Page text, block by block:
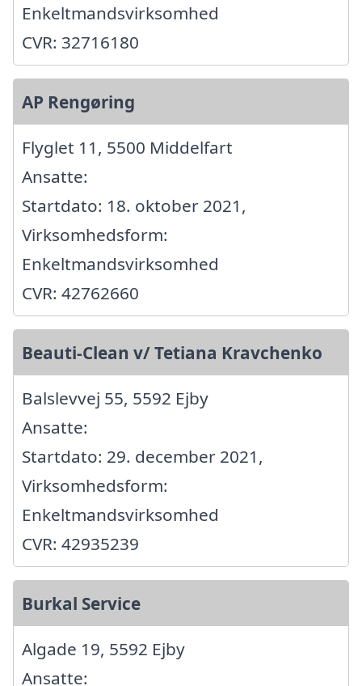
Enkeltmandsvirksomhed
CVR: 32716180
AP Rengøring
Flyglet 11, 5500 Middelfart
Ansatte:
Startdato: 18. oktober 2021,
Virksomhedsform:
Enkeltmandsvirksomhed
CVR: 42762660
Beauti-Clean v/ Tetiana Kravchenko
Balslevvej 55, 5592 Ejby
Ansatte:
Startdato: 29. december 2021,
Virksomhedsform:
Enkeltmandsvirksomhed
CVR: 42935239
Burkal Service
Algade 19, 5592 Ejby
Ansatte: